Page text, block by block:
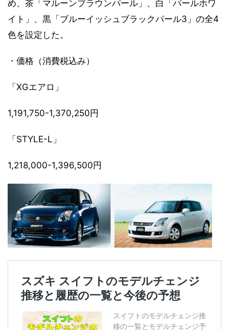
め、茶「マルーンブラウンパール」、白「パールホワ
イト」、黒「ブルーイッシュブラックパール3」の全4
色を設定した。
・価格（消費税込み）
「XGエアロ」
1,191,750-1,370,250円
「STYLE-L」
1,218,000-1,396,500円